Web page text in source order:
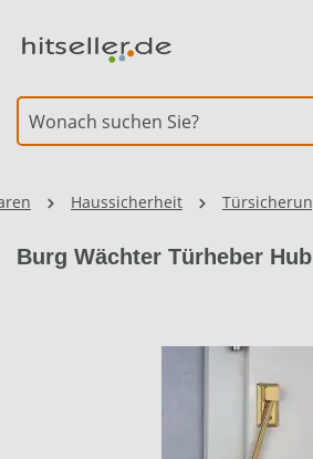
Haussicherheit
Burg Wächter Türheber